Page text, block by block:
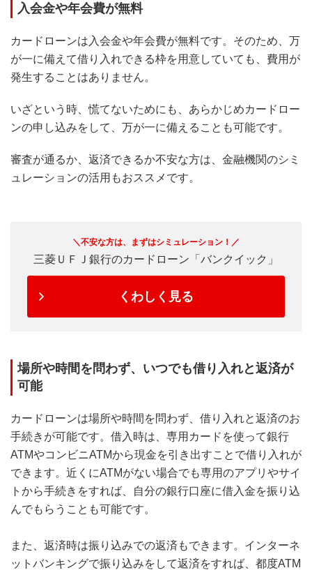
入会金や年会費が無料
カードローンは入会金や年会費が無料です。そのため、万
が一に備えて借り入れできる枠を用意していても、費用が
発生することはありません。
いざという時、慌てないためにも、あらかじめカードロー
ンの申し込みをして、万が一に備えることも可能です。
審査が通るか、返済できるか不安な方は、金融機関のシミ
ュレーションの活用もおススメです。
＼不安な方は、まずはシミュレーション！／
三菱ＵＦＪ銀行のカードローン「バンクイック」
くわしく見る
場所や時間を問わず、いつでも借り入れと返済が
可能
カードローンは場所や時間を問わず、借り入れと返済のお
手続きが可能です。借入時は、専用カードを使って銀行
ATMやコンビニATMから現金を引き出すことで借り入れが
できます。近くにATMがない場合でも専用のアプリやサイ
トから手続きをすれば、自分の銀行口座に借入金を振り込
んでもらうことも可能です。
また、返済時は振り込みでの返済もできます。インターネ
ットバンキングで振り込みをして返済をすれば、都度ATM